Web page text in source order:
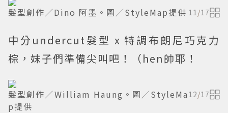
髮型創作／Dino 阿墨。圖／StyleMap提供 11/17
中分undercut髮型 x 特調布朗尼巧克力
棕，妹子們準備尖叫吧！（hen帥耶！
髮型創作／William Haung。圖／StyleMa
p提供
12/17